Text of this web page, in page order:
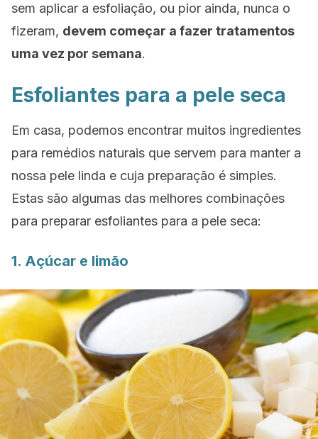
sem aplicar a esfoliação, ou pior ainda, nunca o
fizeram, devem começar a fazer tratamentos
uma vez por semana.
Esfoliantes para a pele seca
Em casa, podemos encontrar muitos ingredientes
para remédios naturais que servem para manter a
nossa pele linda e cuja preparação é simples.
Estas são algumas das melhores combinações
para preparar esfoliantes para a pele seca:
1. Açúcar e limão